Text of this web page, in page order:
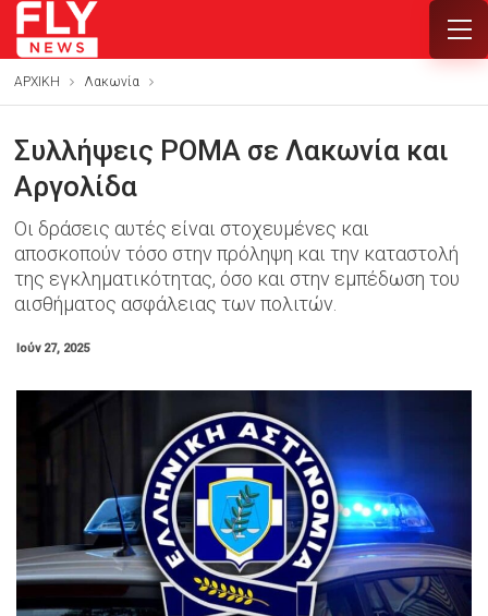
ΑΡΧΙΚΗ Λακωνία
Συλλήψεις ΡΟΜΑ σε Λακωνία και
Αργολίδα
Οι δράσεις αυτές είναι στοχευμένες και
αποσκοπούν τόσο στην πρόληψη και την καταστολή
της εγκληματικότητας, όσο και στην εμπέδωση του
αισθήματος ασφάλειας των πολιτών.
Ιούν 27, 2025